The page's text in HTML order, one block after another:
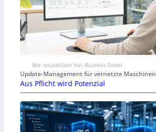
Bild: doubleSlash Net-Business GmbH
Update-Management für vernetzte Maschinen
Aus Pflicht wird Potenzial